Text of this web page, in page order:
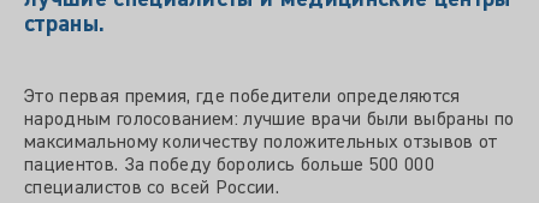
страны.
Это первая премия, где победители определяются
народным голосованием: лучшие врачи были выбраны по
максимальному количеству положительных отзывов от
пациентов. За победу боролись больше 500 000
специалистов со всей России.